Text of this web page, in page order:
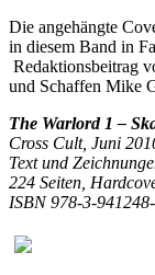
Die angehängte
in diesem Band in
Redaktionsbeitrag
und Schaffen Mike
The Warlord 1 –
Cross Cult, Juni
Text und
224 Seiten,
ISBN 978-3-